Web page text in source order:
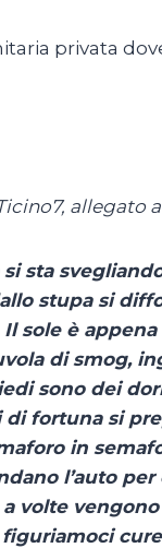
privata
allegato
sta
stupa si
sole è
di smog,
sono dei
fortuna si
in
l’auto
volte